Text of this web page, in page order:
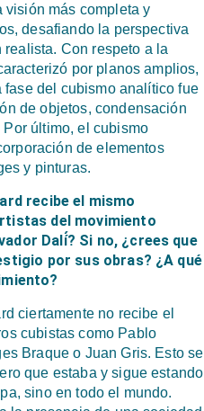
visión más completa y
desafiando la perspectiva
Con respeto a la
por planos amplios,
del cubismo analítico fue
de objetos, condensación
último, el cubismo
de elementos
y pinturas.
recibe el mismo
del movimiento
Dalí́? Si no, ¿crees que
por sus obras? ¿A qué
ciertamente no recibe el
cubistas como Pablo
Braque o Juan Gris. Esto se
que estaba y sigue estando
sino en todo el mundo.